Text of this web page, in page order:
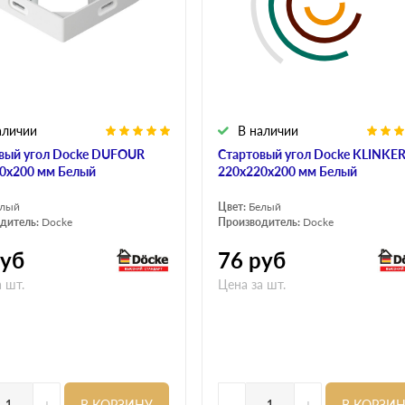
угол Docke DUFOUR
мм Белый
Docke
шт.
Стартовый угол Docke KLINKER
220х220х200 мм Белый
В наличии
Цвет: Белый
Производитель: Docke
76 руб
Цена за шт.